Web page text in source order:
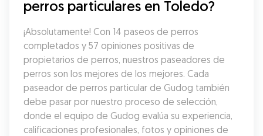
perros particulares en Toledo?
¡Absolutamente! Con 14 paseos de perros
completados y 57 opiniones positivas de
propietarios de perros, nuestros paseadores de
perros son los mejores de los mejores. Cada
paseador de perros particular de Gudog también
debe pasar por nuestro proceso de selección,
donde el equipo de Gudog evalúa su experiencia,
calificaciones profesionales, fotos y opiniones de